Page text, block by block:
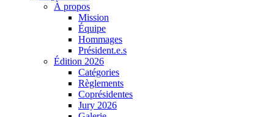
À propos
Mission
Équipe
Hommages
Président.e.s
Édition 2026
Catégories
Règlements
Coprésidentes
Jury 2026